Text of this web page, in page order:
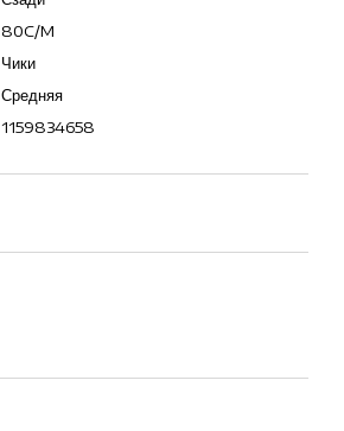
80C/M
Чики
Средняя
1159834658